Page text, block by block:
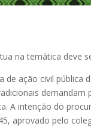
na temática deve
de ação civil pública
demandam
A intenção do
aprovado pelo